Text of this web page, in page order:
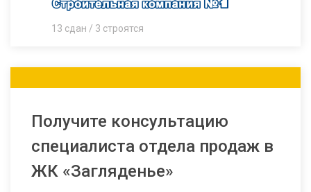
13 сдан / 3 строятся
Получите консультацию
специалиста отдела продаж в
ЖК «Загляденье»